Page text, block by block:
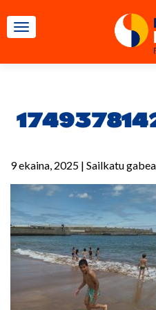
TOGGLE NAVIGATION
9 ekaina, 2025 | Sailkatu gabea